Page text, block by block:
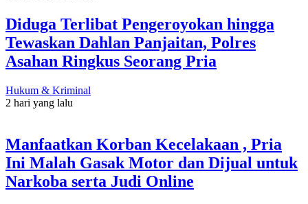
Diduga Terlibat Pengeroyokan hingga
Tewaskan Dahlan Panjaitan, Polres
Asahan Ringkus Seorang Pria
Hukum & Kriminal
2 hari yang lalu
Manfaatkan Korban Kecelakaan , Pria
Ini Malah Gasak Motor dan Dijual untuk
Narkoba serta Judi Online